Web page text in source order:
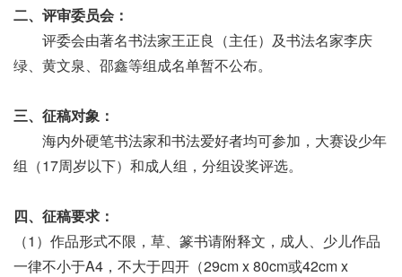
二、评审委员会：
评委会由著名书法家王正良（主任）及书法名家李庆
绿、黄文泉、邵鑫等组成名单暂不公布。
三、征稿对象：
海内外硬笔书法家和书法爱好者均可参加，大赛设少年
组（17周岁以下）和成人组，分组设奖评选。
四、征稿要求：
（1）作品形式不限，草、篆书请附释文，成人、少儿作品
一律不小于A4，不大于四开（29cm x 80cm或42cm x